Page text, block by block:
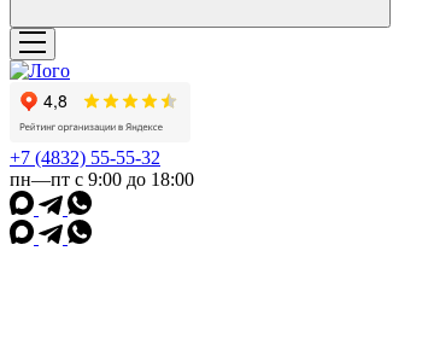
+7 (4832) 55-55-32
пн—пт с 9:00 до 18:00